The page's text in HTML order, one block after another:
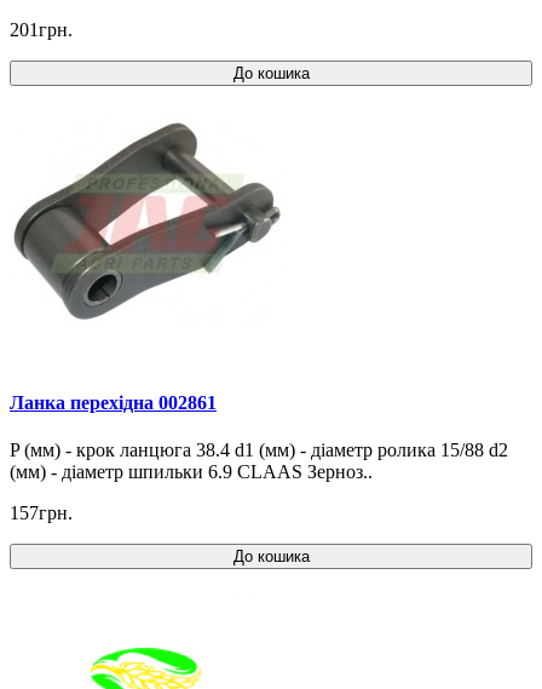
201грн.
До кошика
Ланка перехідна 002861
P (мм) - крок ланцюга 38.4 d1 (мм) - діаметр ролика 15/88 d2
(мм) - діаметр шпильки 6.9 CLAAS Зерноз..
157грн.
До кошика